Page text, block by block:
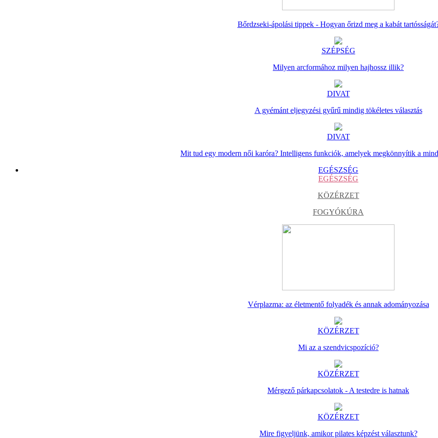
Bőrdzseki-ápolási tippek - Hogyan őrizd meg a kabát
SZÉPSÉG
Milyen arcformához milyen hajhossz illik?
DIVAT
A gyémánt eljegyzési gyűrű mindig tökéletes választás
DIVAT
Mit tud egy modern női karóra? Intelligens funkciók, amelyek megkönnyítik a
EGÉSZSÉG
EGÉSZSÉG
KÖZÉRZET
FOGYÓKÚRA
Vérplazma: az életmentő folyadék és annak adományozása
KÖZÉRZET
Mi az a szendvicspozíció?
KÖZÉRZET
Mérgező párkapcsolatok - A testedre is hatnak
KÖZÉRZET
Mire figyeljünk, amikor pilates képzést választunk?